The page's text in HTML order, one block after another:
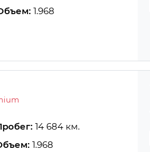
1.968
14 684 км.
1.968